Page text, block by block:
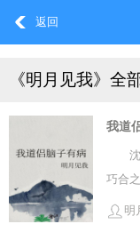
返回
《明月见我》全
我道
巧合
他的
明